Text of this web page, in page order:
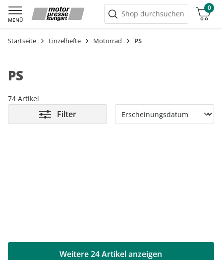
MENÜ
Shop durchsuchen
0
Warenkorb
Startseite Einzelhefte Motorrad PS
PS
74 Artikel
Filter
Weitere 24 Artikel anzeigen